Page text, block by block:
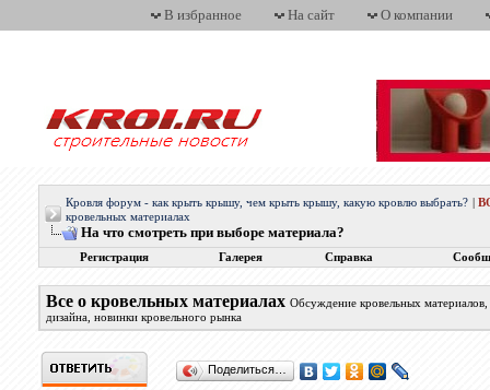
В избранное На сайт О компании
Кровля форум - как крыть крышу, чем крыть крышу, какую кровлю выбрать?
кровельных материалах
На что смотреть при выборе материала?
Регистрация Галерея Справка
Все о кровельных материалах Обсуждение кровельных
дизайна, новинки кровельного рынка
Поделиться…